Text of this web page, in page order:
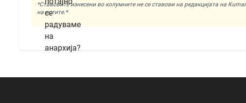
*Ставовите изнесени во колумните не се ставови на редакцијата на
на истите.*